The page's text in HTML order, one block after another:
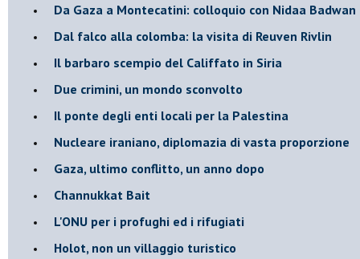
Da Gaza a Montecatini: colloquio con Nidaa Badwan
Dal falco alla colomba: la visita di Reuven Rivlin
Il barbaro scempio del Califfato in Siria
Due crimini, un mondo sconvolto
Il ponte degli enti locali per la Palestina
Nucleare iraniano, diplomazia di vasta proporzione
Gaza, ultimo conflitto, un anno dopo
Channukkat Bait
L'ONU per i profughi ed i rifugiati
Holot, non un villaggio turistico